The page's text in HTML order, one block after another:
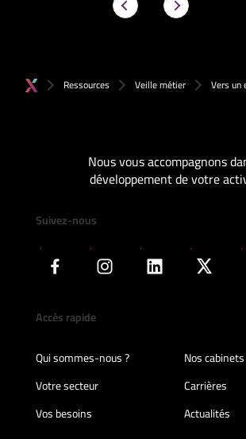
Ressources Veille métier Vers un
Nous vous accompagnons
développement de votre
Suivez-nous
Accès rapide
Qui sommes-nous ?
Nos cabinets
Votre secteur
Carrières
Vos besoins
Actualités